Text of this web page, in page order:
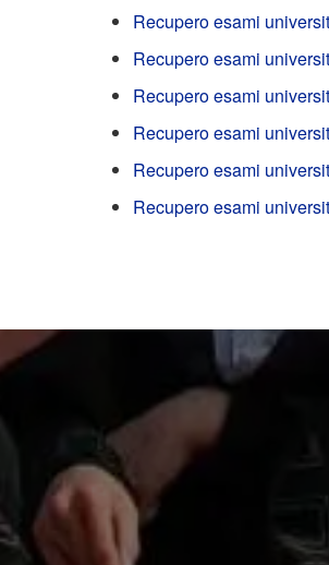
Recupero esami
Recupero esami
Recupero esami
Recupero esami
Recupero esami
Recupero esami